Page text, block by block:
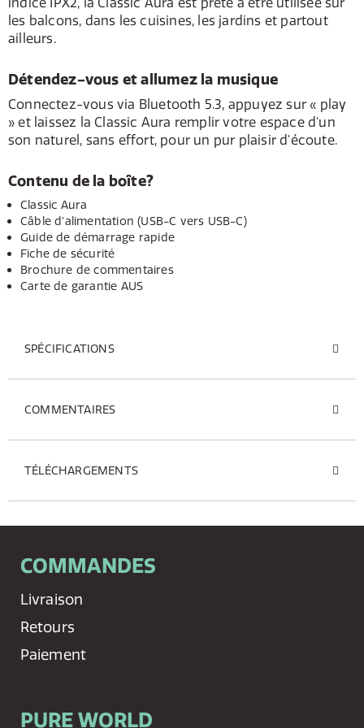
les balcons, dans les cuisines, les jardins et partout
ailleurs.
Détendez-vous et allumez la musique
Connectez-vous via Bluetooth 5.3, appuyez sur « play
» et laissez la Classic Aura remplir votre espace d'un
son naturel, sans effort, pour un pur plaisir d'écoute.
Contenu de la boîte?
Classic Aura
Câble d'alimentation (USB-C vers USB-C)
Guide de démarrage rapide
Fiche de sécurité
Brochure de commentaires
Carte de garantie AUS
SPÉCIFICATIONS
COMMENTAIRES
TÉLÉCHARGEMENTS
COMMANDES
Livraison
Retours
Paiement
PURE WORLD